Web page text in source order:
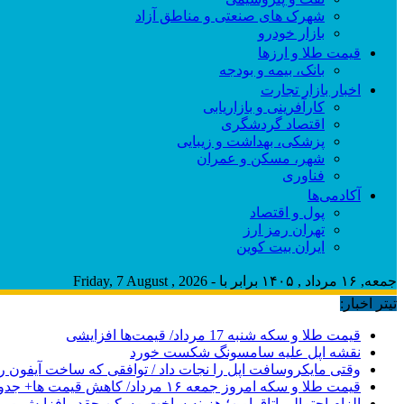
شهرک های صنعتی و مناطق آزاد
بازار خودرو
قیمت طلا و ارزها
بانک، بیمه و بودجه
اخبار بازار تجارت
کارآفرینی و بازاریابی
اقتصاد گردشگری
پزشکی، بهداشت و زیبایی
شهر، مسکن و عمران
فناوری
آکادمی‌ها
پول و اقتصاد
تهران رمز ارز
ایران بیت کوین
جمعه, ۱۶ مرداد , ۱۴۰۵ برابر با - Friday, 7 August , 2026
تیتر اخبار:
قیمت طلا و سکه شنبه 17 مرداد/ قیمت‌ها افزایشی
نقشه اپل علیه سامسونگ شکست خورد
وقتی مایکروسافت اپل را نجات داد / توافقی که ساخت آیفون
قیمت طلا و سکه امروز جمعه ۱۶ مرداد/ کاهش قیمت ها+ جدول و جزییات